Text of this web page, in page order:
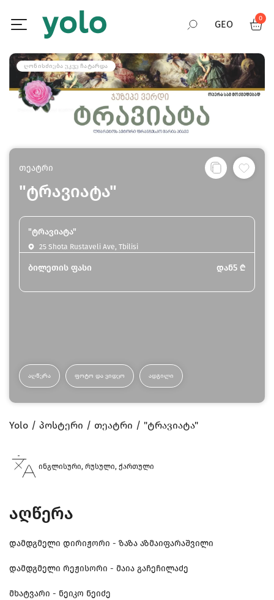
GEO
RUS
0
ᲦᲝᲜᲘᲡᲫᲘᲔᲑᲐ ᲣᲙᲕᲔ ᲩᲐᲢᲐᲠᲓᲐ
თეატრი
"ტრავიატა"
"ტრავიატა"
25 Shota Rustaveli Ave, Tbilisi
ბილეთის ფასი დან5 ₾
ᲐᲦᲬᲔᲠᲐ ᲤᲝᲢᲝ ᲓᲐ ᲕᲘᲓᲔᲝ ᲐᲓᲒᲘᲚᲘ
Yolo პოსტერი თეატრი "ტრავიატა"
ინგლისური, რუსული, ქართული
აღწერა
დამდგმელი დირიჟორი - ზაზა აზმაიფარაშვილი
დამდგმელი რეჟისორი - მაია გაჩეჩილაძე
მხატვარი - ნეიკო ნეიძე